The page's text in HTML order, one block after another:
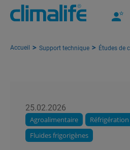
Accueil Support technique Études de
25.02.2026
Agroalimentaire
Réfrigération
Fluides frigorigènes